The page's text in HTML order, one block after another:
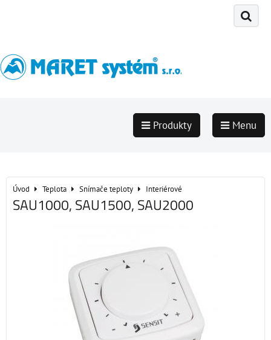
Produkty Menu
Úvod Teplota Snímače teploty Interiérové
SAU1000, SAU1500, SAU2000